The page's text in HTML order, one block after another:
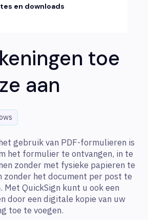
en downloads
toe
aan
gebruik van PDF-formulieren is
het formulier te ontvangen, in te
zonder met fysieke papieren te
zonder het document per post te
Met QuickSign kunt u ook een
door een digitale kopie van uw
toe te voegen.